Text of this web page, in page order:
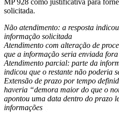
MP 928 como justificativa para
solicitada.
Não atendimento: a resposta
informação solicitada
Atendimento com alteração de
que a informação seria enviada
Atendimento parcial: parte da
indicou que o restante não poderia
Extensão de prazo por tempo
haveria “demora maior do que o
apontou uma data dentro do prazo
informações